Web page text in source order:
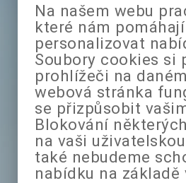
Na našem webu
které nám
personalizovat
Soubory cookies si
prohlížeči na
webová stránka
se přizpůsobit
Blokování
na vaši
také nebudeme
nabídku na